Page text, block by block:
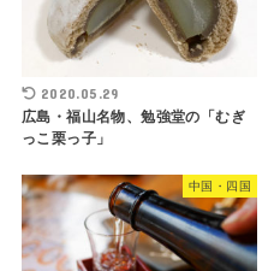
2020.05.29
広島・福山名物、勉強堂の「むぎ
っこ栗っ子」
中国・四国